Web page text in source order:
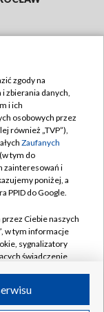
zgody na
zbierania danych,
i ich
osobowych przez
również „TVP”),
Zaufanych
tym do
zainteresowań i
poniżej, a
PPID do Google.
Ciebie naszych
w tym informacje
sygnalizatory
świadczenie